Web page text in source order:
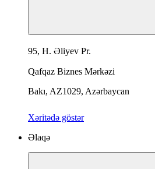
95, H. Əliyev Pr.
Qafqaz Biznes Mərkəzi
Bakı, AZ1029, Azərbaycan
Xəritədə göstər
Əlaqə